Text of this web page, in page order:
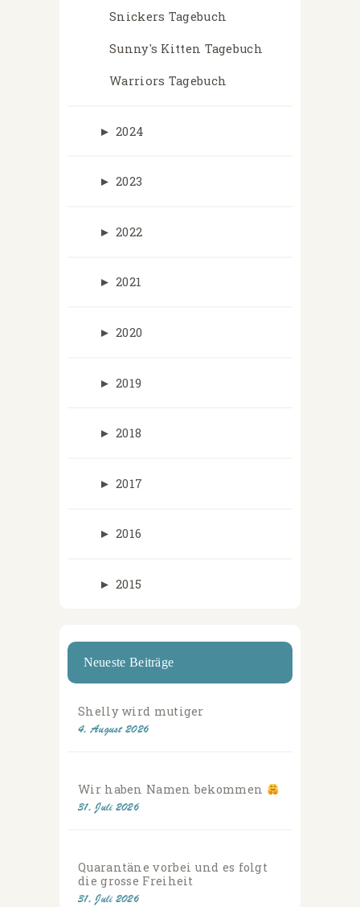
Snickers Tagebuch
Sunny's Kitten Tagebuch
Warriors Tagebuch
► 2024
► 2023
► 2022
► 2021
► 2020
► 2019
► 2018
► 2017
► 2016
► 2015
Neueste Beiträge
Shelly wird mutiger
4. August 2026
Wir haben Namen bekommen
31. Juli 2026
Quarantäne vorbei und es folgt
die grosse Freiheit
31. Juli 2026